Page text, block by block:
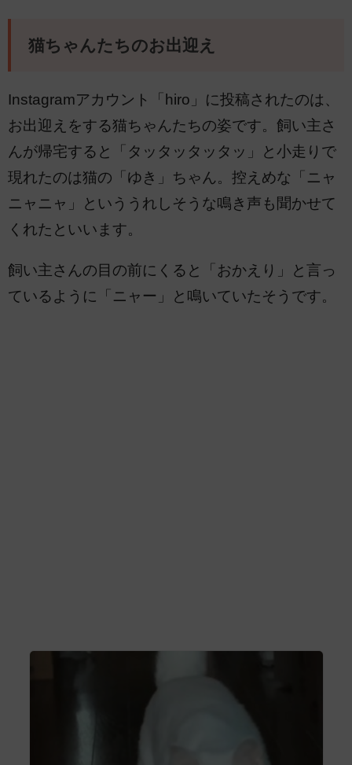
猫ちゃんたちのお出迎え
Instagramアカウント「hiro」に投稿されたのは、
お出迎えをする猫ちゃんたちの姿です。飼い主さ
んが帰宅すると「タッタッタッタッ」と小走りで
現れたのは猫の「ゆき」ちゃん。控えめな「ニャ
ニャニャ」といううれしそうな鳴き声も聞かせて
くれたといいます。
飼い主さんの目の前にくると「おかえり」と言っ
ているように「ニャー」と鳴いていたそうです。